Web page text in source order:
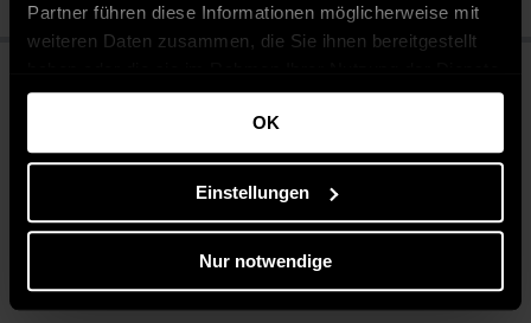
Partner führen diese Informationen möglicherweise mit
weiteren Daten zusammen, die Sie ihnen bereitgestellt
gesammelt haben.
OK
Einstellungen
Nur notwendige